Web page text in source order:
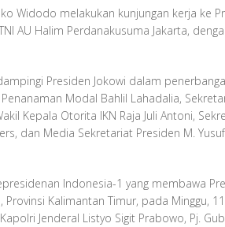
Widodo melakukan kunjungan kerja ke
AU Halim Perdanakusuma Jakarta,
Presiden Jokowi dalam
Modal Bahlil Lahadalia,
Kepala Otorita IKN Raja Juli Antoni,
dan Media Sekretariat Presiden M.
Indonesia-1 yang membawa
Provinsi Kalimantan Timur, pada Minggu,
Jenderal Listyo Sigit Prabowo, Pj.